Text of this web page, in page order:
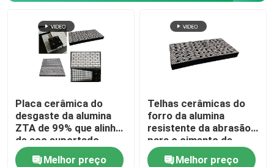
Placa cerâmica do
desgaste da alumina
ZTA de 99% que alinha
de aço suportado
Melhor preço
Telhas cerâmicas do
forro da alumina
resistente da abrasão
para o cimento de
mineração
Melhor preço